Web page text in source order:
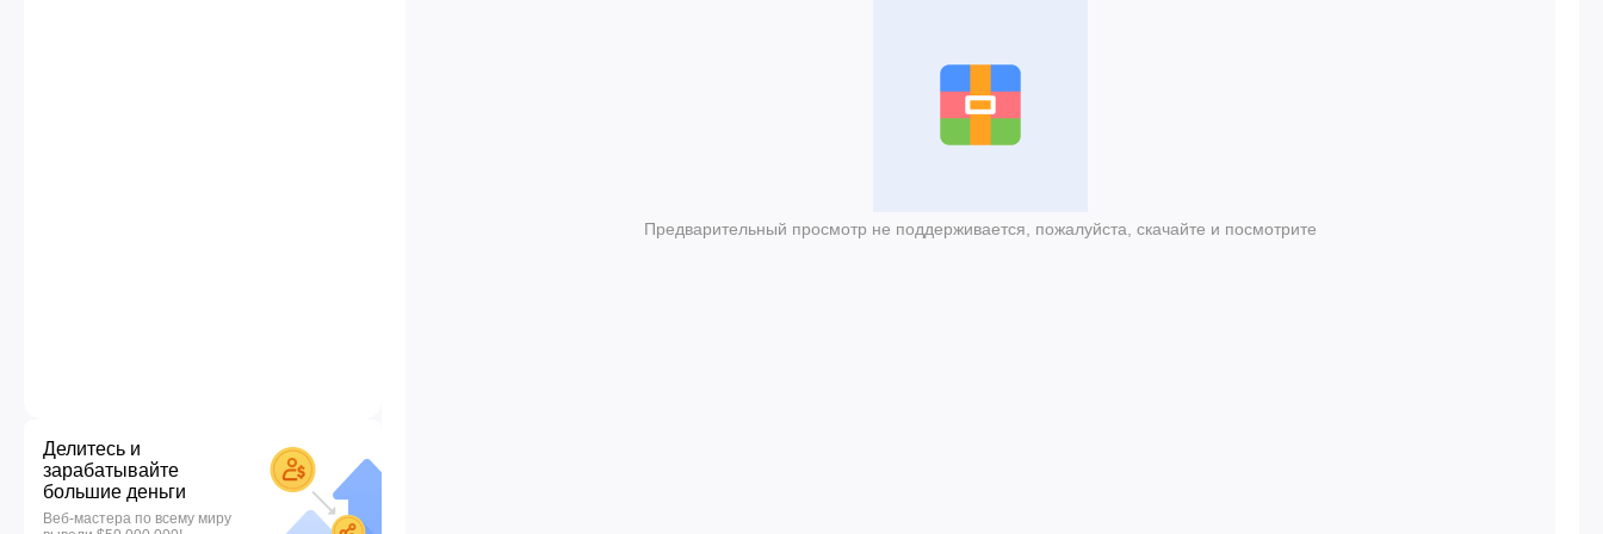
Делитесь и
зарабатывайте
большие деньги
Веб-мастера по всему миру
Предварительный просмотр не поддерживается, пожалуйста, скачайте и посмотрите